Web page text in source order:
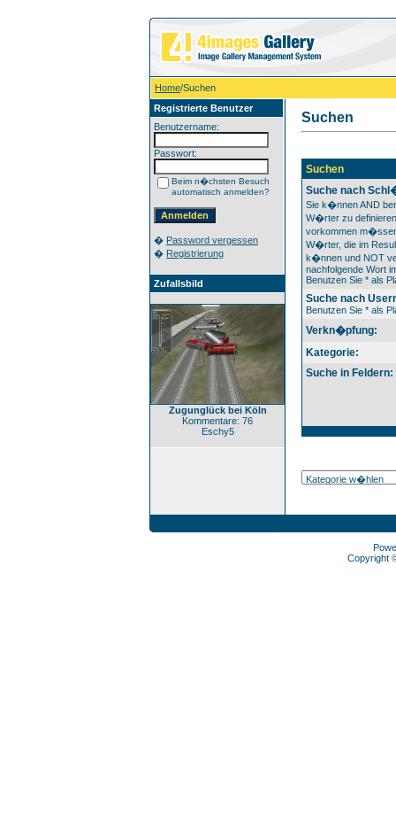
Home/Suchen
Registrierte Benutzer
Benutzername:
Passwort:
Beim n�chsten Besuch
automatisch anmelden?
� Password vergessen
� Registrierung
Zufallsbild
Zugunglück bei Köln
Kommentare: 76
Eschy5
Suchen
Suchen
Suche nach
Sie k�nnen AND
W�rter zu
vorkommen
W�rter, die im
k�nnen und NOT
nachfolgende Wort
Benutzen Sie * als
Suche nach
Benutzen Sie * als
Verkn�pfung:
Kategorie:
Suche in Feldern:
Copyright